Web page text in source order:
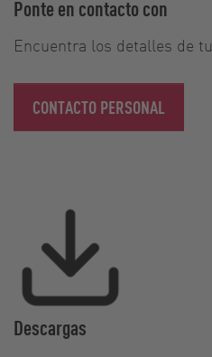
Ponte en contacto con
Encuentra los detalles de tu
CONTACTO PERSONAL
Descargas